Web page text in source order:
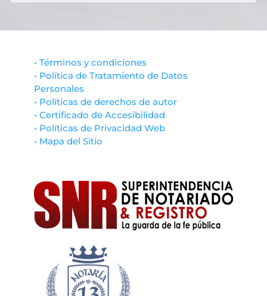
• Términos y condiciones
• Política de Tratamiento de Datos
Personales
• Políticas de derechos de autor
• Certificado de Accesibilidad
• Políticas de Privacidad Web
• Mapa del Sitio